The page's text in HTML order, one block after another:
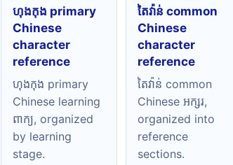
ហុងកុង primary
Chinese
character
reference
ហុងកុង primary
Chinese learning
ពាក្យ, organized
by learning
stage.
តៃវ៉ាន់ common
Chinese
character
reference
តៃវ៉ាន់ common
Chinese អក្សរ,
organized into
reference
sections.